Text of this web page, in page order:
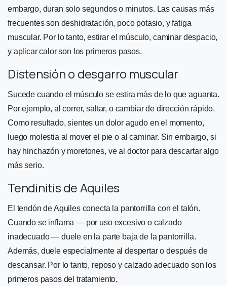
embargo, duran solo segundos o minutos. Las causas más
frecuentes son deshidratación, poco potasio, y fatiga
muscular. Por lo tanto, estirar el músculo, caminar despacio,
y aplicar calor son los primeros pasos.
Distensión o desgarro muscular
Sucede cuando el músculo se estira más de lo que aguanta.
Por ejemplo, al correr, saltar, o cambiar de dirección rápido.
Como resultado, sientes un dolor agudo en el momento,
luego molestia al mover el pie o al caminar. Sin embargo, si
hay hinchazón y moretones, ve al doctor para descartar algo
más serio.
Tendinitis de Aquiles
El tendón de Aquiles conecta la pantorrilla con el talón.
Cuando se inflama — por uso excesivo o calzado
inadecuado — duele en la parte baja de la pantorrilla.
Además, duele especialmente al despertar o después de
descansar. Por lo tanto, reposo y calzado adecuado son los
primeros pasos del tratamiento.